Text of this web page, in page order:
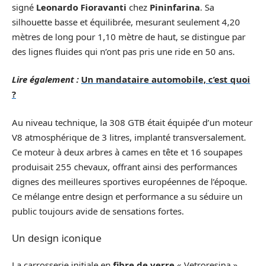
signé Leonardo Fioravanti chez Pininfarina. Sa
silhouette basse et équilibrée, mesurant seulement 4,20
mètres de long pour 1,10 mètre de haut, se distingue par
des lignes fluides qui n’ont pas pris une ride en 50 ans.
Lire également : Un mandataire automobile, c’est quoi
?
Au niveau technique, la 308 GTB était équipée d’un moteur
V8 atmosphérique de 3 litres, implanté transversalement.
Ce moteur à deux arbres à cames en tête et 16 soupapes
produisait 255 chevaux, offrant ainsi des performances
dignes des meilleures sportives européennes de l’époque.
Ce mélange entre design et performance a su séduire un
public toujours avide de sensations fortes.
Un design iconique